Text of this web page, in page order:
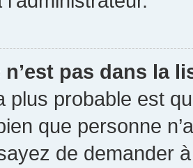
n’est pas dans la
plus probable est
que personne
de demander